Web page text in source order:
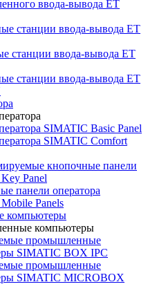
ввода-вывода ET
станции ввода-вывода ET
станции ввода-вывода ET
станции ввода-вывода ET
SIMATIC Basic Panel
SIMATIC Comfort
кнопочные панели
Panel
панели оператора
Panels
компьютеры
компьютеры
промышленные
SIMATIC BOX IPC
промышленные
SIMATIC MICROBOX